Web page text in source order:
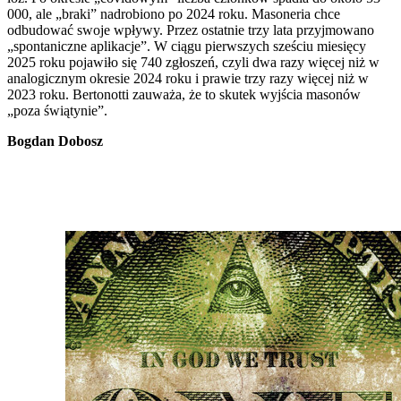
000, ale „braki” nadrobiono po 2024 roku. Masoneria chce
odbudować swoje wpływy. Przez ostatnie trzy lata przyjmowano
„spontaniczne aplikacje”. W ciągu pierwszych sześciu miesięcy
2025 roku pojawiło się 740 zgłoszeń, czyli dwa razy więcej niż w
analogicznym okresie 2024 roku i prawie trzy razy więcej niż w
2023 roku. Bertonotti zauważa, że to skutek wyjścia masonów
„poza świątynie”.
Bogdan Dobosz